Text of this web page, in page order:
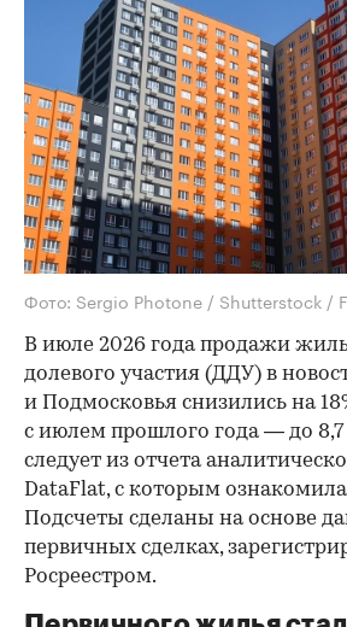
Фото: Sergio Photone / Shutterstock /
В июле 2026 года продажи
долевого участия (ДДУ) в
и Подмосковья снизились на
с июлем прошлого года — до 8,7
следует из отчета
DataFlat, с которым
Подсчеты сделаны на основе
первичных сделках,
Росреестром.